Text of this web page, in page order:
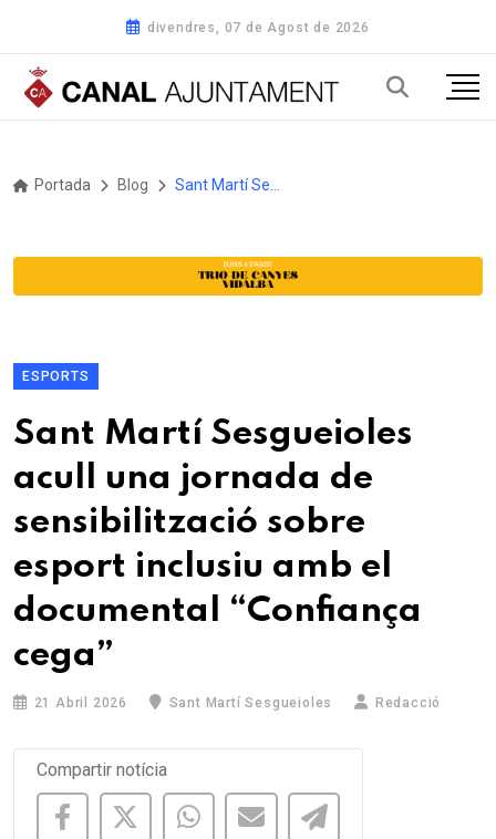
divendres, 07 de Agost de 2026
Portada Blog
ESPORTS
Sant Martí Sesgueioles
acull una jornada de
sensibilització sobre
esport inclusiu amb el
documental “Confiança
cega”
21 Abril 2026 Sant Martí Sesgueioles Redacció
Compartir notícia